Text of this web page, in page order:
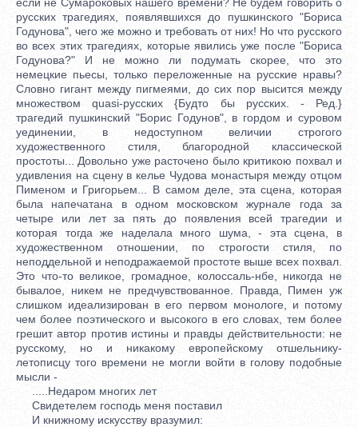
русских трагедиях, появлявшихся до пушкинского "Бориса
Годунова", чего же можно и требовать от них! Но что русского
во всех этих трагедиях, которые явились уже после "Бориса
Годунова?" И не можно ли подумать скорее, что это
немецкие пьесы, только переложенные на русские нравы?
Словно гигант между пигмеями, до сих пор высится между
множеством quasi-русских {Будто бы русских. - Ред.}
трагедий пушкинский "Борис Годунов", в гордом и суровом
уединении, в недоступном величии строгого
художественного стиля, благородной классической
простоты... Довольно уже расточено было критикою похвал и
удивления на сцену в келье Чудова монастыря между отцом
Пименом и Григорьем... В самом деле, эта сцена, которая
была напечатана в одном московском журнале года за
четыре или лет за пять до появления всей трагедии и
которая тогда же наделала много шума, - эта сцена, в
художественном отношении, по строгости стиля, по
неподдельной и неподражаемой простоте выше всех похвал.
Это что-то великое, громадное, колоссаль-нбе, никогда не
бывалое, никем не предчувствованное. Правда, Пимен уж
слишком идеализирован в его первом монологе, и потому
чем более поэтического и высокого в его словах, тем более
грешит автор против истины и правды действительности: не
русскому, но и никакому европейскому отшельнику-
летописцу того времени не могли войти в голову подобные
мысли -
.....Недаром многих лет
Свидетелем господь меня поставил
И книжному искусству вразумил: